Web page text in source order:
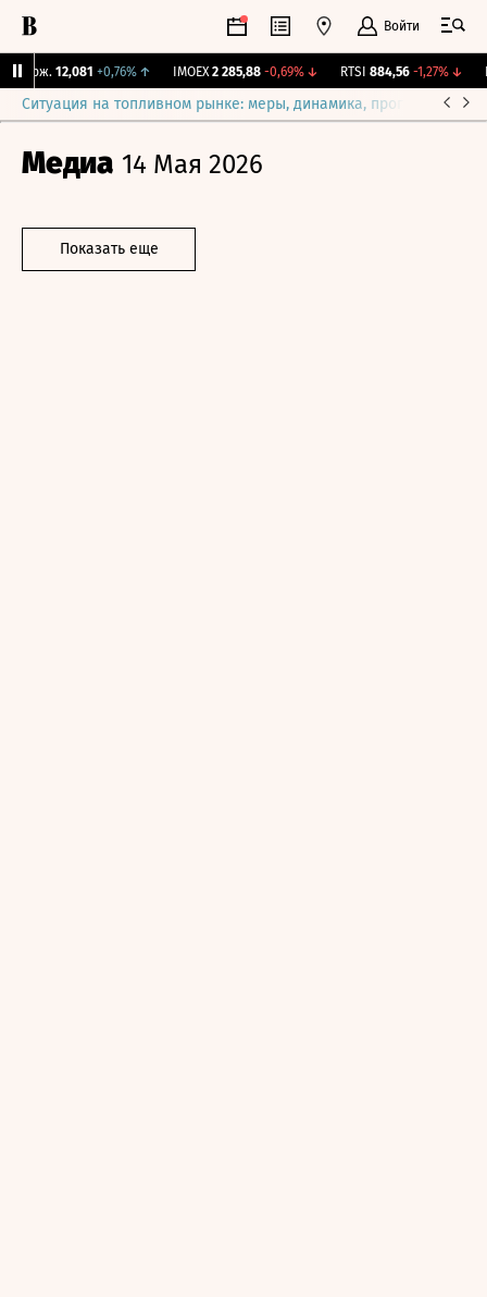
Войти
Бирж. 12,081 +0,76%↑ IMOEX 2 285,88 -0,69%↓ RTSI 884,56 -1,27%↓
Ситуация на топливном рынке: меры, динамика, прогнозы
Медиа 14 Мая 2026
Показать еще